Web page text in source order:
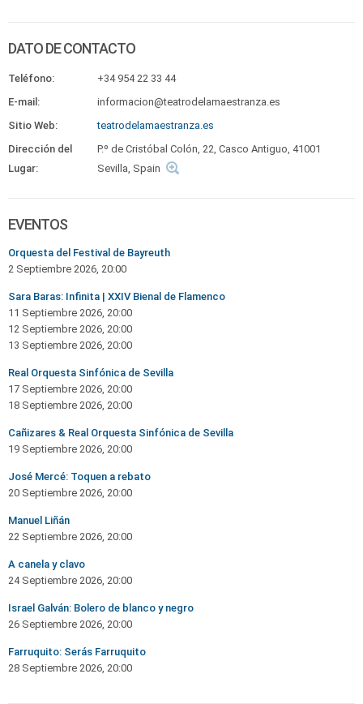
DATO DE CONTACTO
Teléfono:
+34 954 22 33 44
E-mail:
informacion@teatrodelamaestranza.es
Sitio Web:
teatrodelamaestranza.es
Dirección del
Lugar:
P.º de Cristóbal Colón, 22, Casco Antiguo, 41001
Sevilla, Spain
EVENTOS
Orquesta del Festival de Bayreuth
2 Septiembre 2026, 20:00
Sara Baras: Infinita | XXIV Bienal de Flamenco
11 Septiembre 2026, 20:00
12 Septiembre 2026, 20:00
13 Septiembre 2026, 20:00
Real Orquesta Sinfónica de Sevilla
17 Septiembre 2026, 20:00
18 Septiembre 2026, 20:00
Cañizares & Real Orquesta Sinfónica de Sevilla
19 Septiembre 2026, 20:00
José Mercé: Toquen a rebato
20 Septiembre 2026, 20:00
Manuel Liñán
22 Septiembre 2026, 20:00
A canela y clavo
24 Septiembre 2026, 20:00
Israel Galván: Bolero de blanco y negro
26 Septiembre 2026, 20:00
Farruquito: Serás Farruquito
28 Septiembre 2026, 20:00